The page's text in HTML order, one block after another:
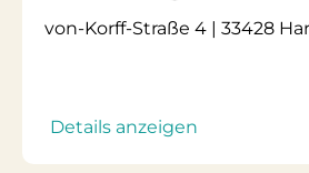
von-Korff-Straße 4 | 33428
Details anzeigen